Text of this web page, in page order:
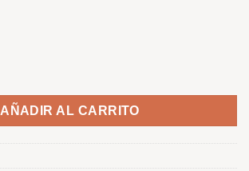
AÑADIR AL CARRITO